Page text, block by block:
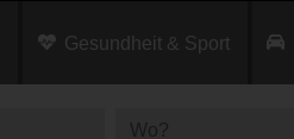
Gesundheit & Sport